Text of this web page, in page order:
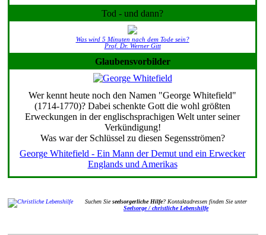
Tod - und dann?
Was wird 5 Minuten nach dem Tode sein?
Prof. Dr. Werner Gitt
Glaubensvorbilder
Wer kennt heute noch den Namen "George Whitefield"
(1714-1770)? Dabei schenkte Gott die wohl größten
Erweckungen in der englischsprachigen Welt unter seiner
Verkündigung!
Was war der Schlüssel zu diesen Segensströmen?
George Whitefield - Ein Mann der Demut und ein Erwecker
Englands und Amerikas
Suchen Sieseelsorgerliche Hilfe? Kontaktadressen finden Sie unter
Seelsorge / christliche Lebenshilfe